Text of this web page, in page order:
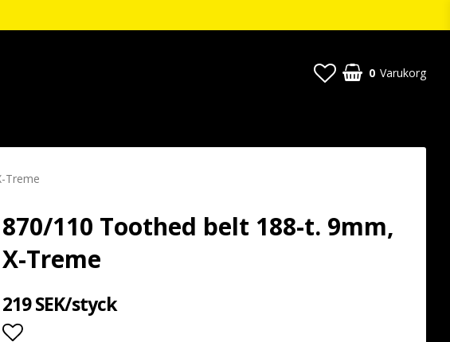
0 Varukorg
Treme
870/110 Toothed belt 188-t. 9mm,
X-Treme
219 SEK/styck